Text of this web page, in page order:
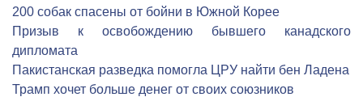
200 собак спасены от бойни в Южной Корее
Призыв к освобождению бывшего канадского
дипломата
Пакистанская разведка помогла ЦРУ найти бен Ладена
Трамп хочет больше денег от своих союзников